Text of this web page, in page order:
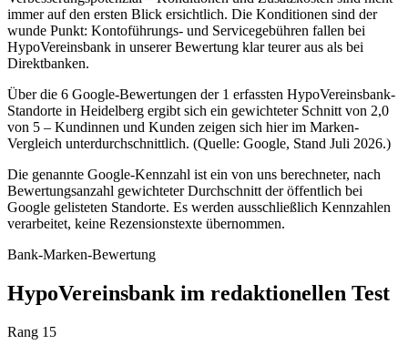
immer auf den ersten Blick ersichtlich. Die Konditionen sind der
wunde Punkt: Kontoführungs- und Servicegebühren fallen bei
HypoVereinsbank in unserer Bewertung klar teurer aus als bei
Direktbanken.
Über die 6 Google-Bewertungen der 1 erfassten HypoVereinsbank-
Standorte in Heidelberg ergibt sich ein gewichteter Schnitt von 2,0
von 5 – Kundinnen und Kunden zeigen sich hier im Marken-
Vergleich unterdurchschnittlich. (Quelle: Google, Stand Juli 2026.)
Die genannte Google-Kennzahl ist ein von uns berechneter, nach
Bewertungsanzahl gewichteter Durchschnitt der öffentlich bei
Google gelisteten Standorte. Es werden ausschließlich Kennzahlen
verarbeitet, keine Rezensionstexte übernommen.
Bank-Marken-Bewertung
HypoVereinsbank im redaktionellen Test
Rang 15